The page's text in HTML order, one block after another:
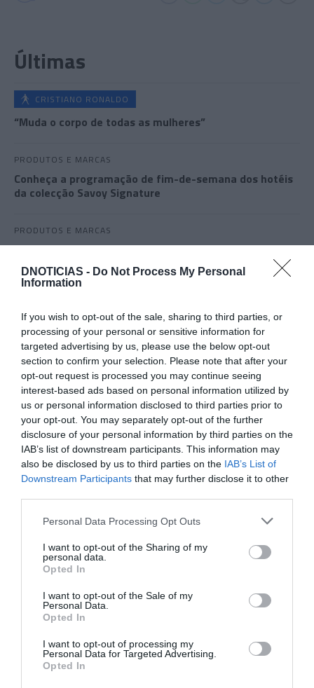
DNOTICIAS - Do Not Process My Personal
Information
If you wish to opt-out of the sale, sharing to third parties, or
processing of your personal or sensitive information for
targeted advertising by us, please use the below opt-out
section to confirm your selection. Please note that after your
opt-out request is processed you may continue seeing
interest-based ads based on personal information utilized by
us or personal information disclosed to third parties prior to
your opt-out. You may separately opt-out of the further
disclosure of your personal information by third parties on the
IAB’s list of downstream participants. This information may
also be disclosed by us to third parties on the IAB’s List of
Downstream Participants that may further disclose it to other
Please note that this website/app uses one or more Google
not limited to your visit or usage behaviour. You may click to
grant or deny consent to Google and its third-party tags to
use your data for below specified purposes in below Google
consent section.
Personal Data Processing Opt Outs
I want to opt-out of the Sharing of my
personal data.
Opted In
I want to opt-out of the Sale of my
Personal Data.
Opted In
I want to opt-out of processing my
Personal Data for Targeted Advertising.
Opted In
Últimas
CRISTIANO RONALDO
“Muda o corpo de todas as mulheres”
PRODUTOS E MARCAS
Conheça a programação de fim-de-semana dos hotéis
da colecção Savoy Signature
PRODUTOS E MARCAS
DHRT celebra dois anos com evento que junta música,
moda e criatividade no Funchal
'Incoerente' é o novo álbum da madeirense
18 Mai 10:11